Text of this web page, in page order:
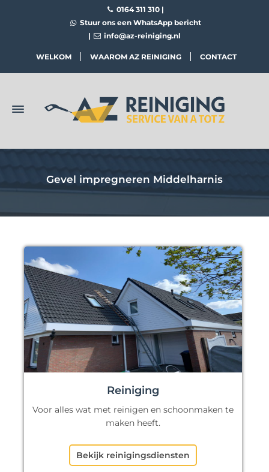
0164 311 310 |
Stuur ons een WhatsApp bericht
|
info@az-reiniging.nl
WELKOM WAAROM AZ REINIGING CONTACT
Gevel impregneren Middelharnis
Reiniging
Voor alles wat met reinigen en schoonmaken te
maken heeft.
Bekijk reinigingsdiensten